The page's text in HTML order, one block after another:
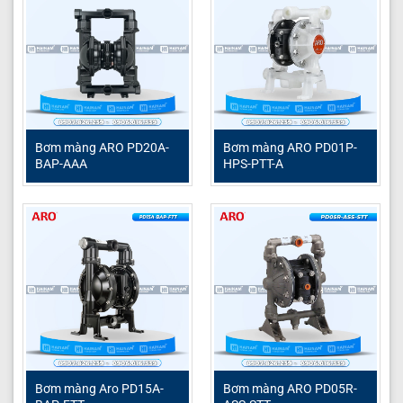
Đặc điểm nổi bật ARO PD05P-AAS-FAA-
B
Bơm ARO PD05P-AAS-FAA-B được tin dùng nhờ vào
những ưu điểm vượt trội sau:
Chất liệu cao cấp:
Thân bơm bằng nhôm mang lại
độ bền cơ học cao, khả năng chống ăn mòn tốt
Màng Santoprene:Vật liệu màng Santoprene cung
cấp khả năng kháng hóa chất phổ rộng, chịu mài
mòn và linh hoạt, phù hợp với nhiều loại hóa chất,
axit, bazơ và dung môi.
Đa năng trong ứng dụng:
Có khả năng bơm đa
dạng chất lỏng từ hóa chất, sơn, mực in, dung môi
đến nước thải và keo dán.
Xử lý chất rắn:Cho phép bơm chất lỏng có chứa
Bơm màng ARO PD20A-
BAP-AAA
Bơm màng ARO PD01P-
HPS-PTT-A
Bơm màng Aro PD15A-
Bơm màng ARO PD05R-